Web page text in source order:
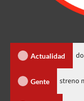
Actualidad
de dos
Gente
Minus Zero»